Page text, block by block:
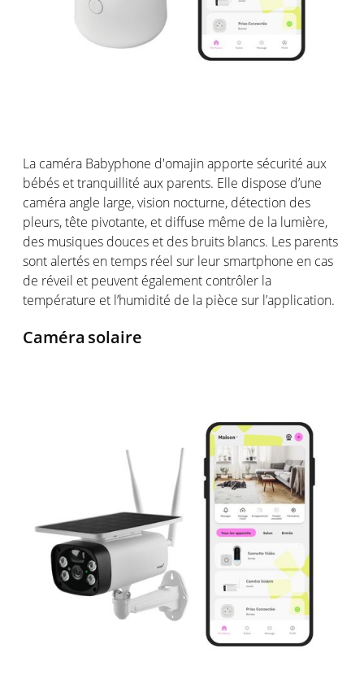
La caméra Babyphone d'omajinapporte sécurité aux
bébés et tranquillité aux parents. Elle dispose d’une
caméra angle large,vision nocturne, détection des
pleurs, tête pivotante, et diffuse même de la lumière,
des musiques douces et des bruits blancs. Les parents
sont alertés en temps réel sur leur smartphone en cas
de réveil et peuvent également contrôler la
température et l’humidité de la pièce sur l’application.
Caméra solaire